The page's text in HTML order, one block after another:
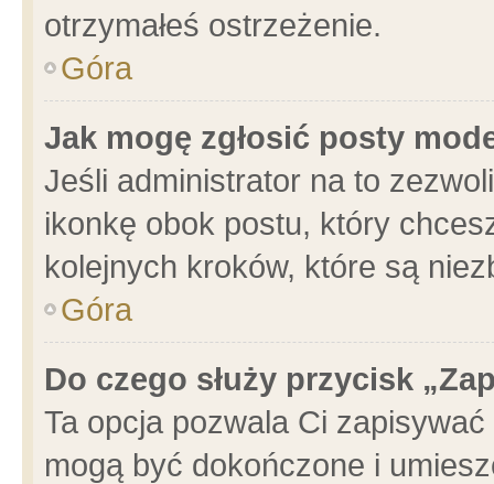
otrzymałeś ostrzeżenie.
Góra
Jak mogę zgłosić posty
Jeśli administrator na to
ikonkę obok postu, który
kolejnych kroków, które są
Góra
Do czego służy przycisk
Ta opcja pozwala Ci
mogą być dokończone i